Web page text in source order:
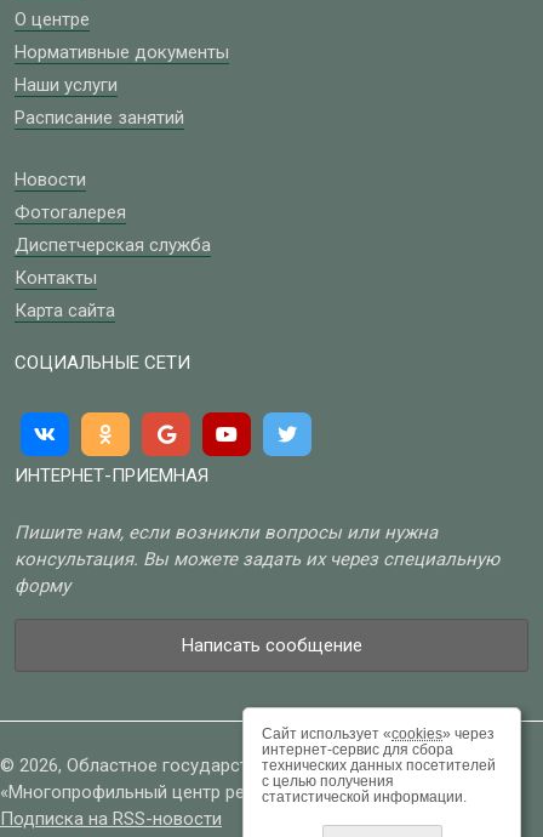
О центре
Нормативные документы
Наши услуги
Расписание занятий
Новости
Фотогалерея
Диспетчерская служба
Контакты
Карта сайта
СОЦИАЛЬНЫЕ СЕТИ
ИНТЕРНЕТ-ПРИЕМНАЯ
Пишите нам, если возникли вопросы или нужна
консультация. Вы можете задать их через специальную
форму
Написать сообщение
© 2026, Областное государственное бюджетное учреждение
«Многопрофильный центр реабилитации»
Подписка на RSS-новости
Сайт использует «cookies» через
интернет-сервис для сбора
технических данных посетителей
с целью получения
статистической информации.